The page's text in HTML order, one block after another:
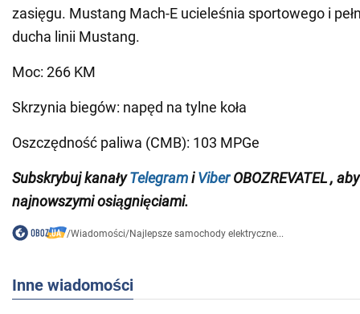
zasięgu. Mustang Mach-E ucieleśnia sportowego i
ducha linii Mustang.
Moc: 266 KM
Skrzynia biegów: napęd na tylne koła
Oszczędność paliwa (CMB): 103 MPGe
SubskrybujkanałyTelegramiViberOBOZREVATEL,
najnowszymi osiągnięciami.
/Wiadomości/Najlepsze samochody elektryczne...
Inne wiadomości